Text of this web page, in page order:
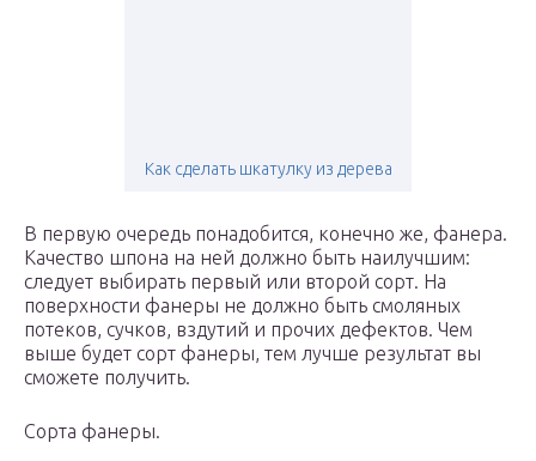
Как сделать шкатулку из дерева
В первую очередь понадобится, конечно же, фанера.
Качество шпона на ней должно быть наилучшим:
следует выбирать первый или второй сорт. На
поверхности фанеры не должно быть смоляных
потеков, сучков, вздутий и прочих дефектов. Чем
выше будет сорт фанеры, тем лучше результат вы
сможете получить.
Сорта фанеры.